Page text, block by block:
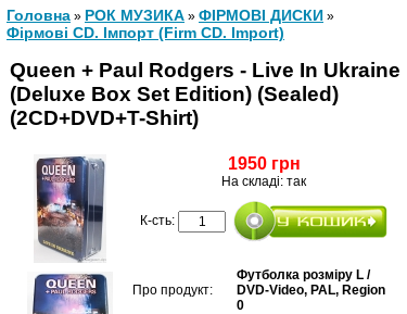
Головна » РОК МУЗИКА » ФІРМОВІ ДИСКИ »
Фірмові CD. Імпорт (Firm CD. Import)
Queen + Paul Rodgers - Live In Ukraine
(Deluxe Box Set Edition) (Sealed)
(2CD+DVD+T-Shirt)
1950 грн
На складі: так
К-сть:
Про продукт:
Футболка розміру L /
DVD-Video, PAL, Region
0